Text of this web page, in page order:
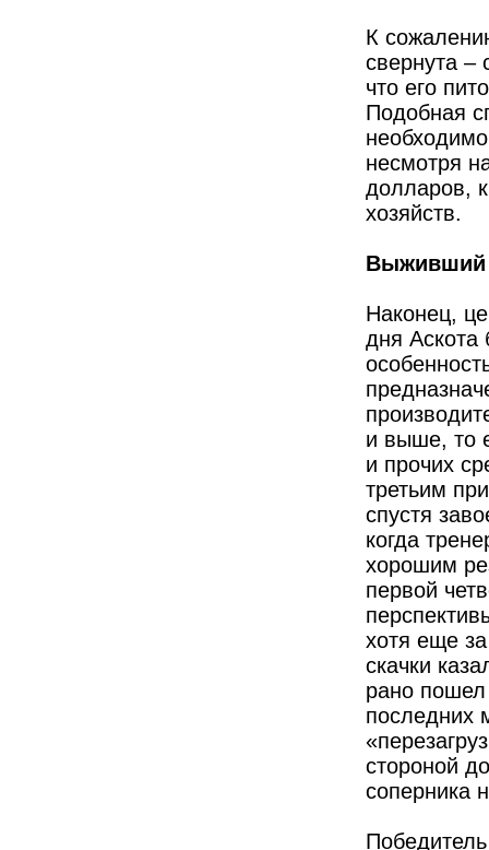
К
свернута –
что его
Подобная
несмотря
долларов,
хозяйств.
Выживший
Наконец,
дня
и выше, то
и прочих
третьим
спустя
когда
хорошим
первой
хотя еще
скачки
рано
последних
стороной
соперника